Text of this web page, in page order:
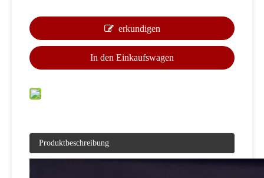
erkundigen
In den Einkaufswagen
Produktbeschreibung